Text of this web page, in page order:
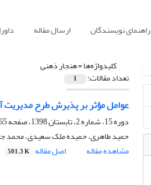
راهنمای نویسندگان ارسال مقاله
کلیدواژه‌ها =هنجار ذهنی
تعداد مقالات: 1
عوامل مؤثر بر پذیرش طرح‌ مدیریت
دوره 15، شماره 2، تابستان 1398، صفحه
حمید طاهری، حمیده ملک سعیدی، محمد
مشاهده مقاله
اصل مقاله 501.3 K